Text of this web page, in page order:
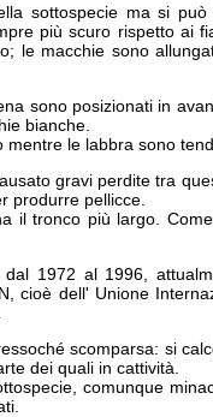
sottospecie ma si
più scuro rispetto ai
le macchie sono
sono posizionati in
bianche.
le labbra sono
gravi perdite tra
produrre pellicce.
il tronco più largo.
1972 al 1996,
cioè dell' Unione
scomparsa: si
dei quali in cattività.
comunque